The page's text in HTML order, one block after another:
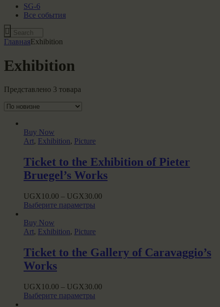
SG-6
Все события
ГлавнаяExhibition
Exhibition
Представлено 3 товара
Buy Now
Art, Exhibition, Picture
Ticket to the Exhibition of Pieter
Bruegel’s Works
UGX 10.00 – UGX30.00
Выберите параметры
multiple
The
options
chosen
the
Buy Now
Art, Exhibition, Picture
Ticket to the Gallery of Caravaggio’s
Works
UGX 10.00 – UGX30.00
Выберите параметры